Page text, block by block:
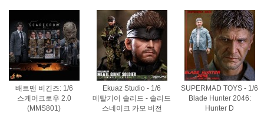
배트맨 비긴즈: 1/6
스케어크로우 2.0
(MMS801)
Ekuaz Studio - 1/6
메탈기어 솔리드 - 솔리드
스네이크 카모 버전
SUPERMAD TOYS - 1/6
Blade Hunter 2046:
Hunter D